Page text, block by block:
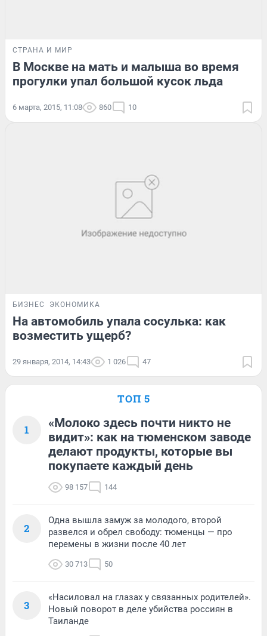
СТРАНА И МИР
В Москве на мать и малыша во время
прогулки упал большой кусок льда
6 марта, 2015, 11:08 860 10
БИЗНЕС ЭКОНОМИКА
На автомобиль упала сосулька: как
возместить ущерб?
29 января, 2014, 14:43 1 026 47
ТОП 5
1
«Молоко здесь почти никто не
видит»: как на тюменском заводе
делают продукты, которые вы
покупаете каждый день
98 157 144
2
Одна вышла замуж за молодого, второй
развелся и обрел свободу: тюменцы — про
перемены в жизни после 40 лет
30 713 50
3
«Насиловал на глазах у связанных родителей».
Новый поворот в деле убийства россиян в
Таиланде